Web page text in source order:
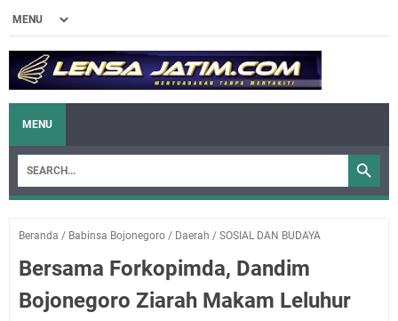
MENU
Beranda / Babinsa Bojonegoro / Daerah / SOSIAL DAN BUDAYA
Bersama Forkopimda, Dandim
Bojonegoro Ziarah Makam Leluhur